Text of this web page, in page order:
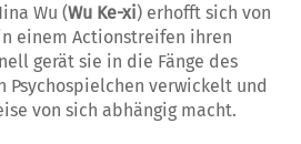
Wu (Wu Ke-xi) erhofft sich von
einem Actionstreifen ihren
gerät sie in die Fänge des
Psychospielchen verwickelt und
von sich abhängig macht.